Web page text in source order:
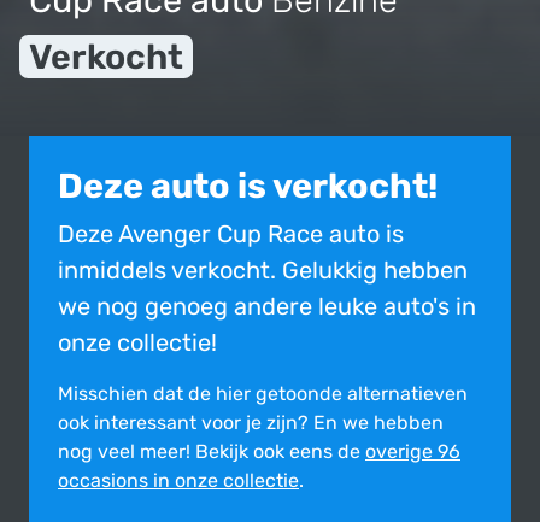
Verkocht
Deze auto is verkocht!
Deze Avenger Cup Race auto is
inmiddels verkocht. Gelukkig hebben
we nog genoeg andere leuke auto's in
onze collectie!
Misschien dat de hier getoonde alter­na­tie­ven
ook inte­res­sant voor je zijn? En we hebben
nog veel meer! Bekijk ook eens de overige 96
occasions in onze collectie.